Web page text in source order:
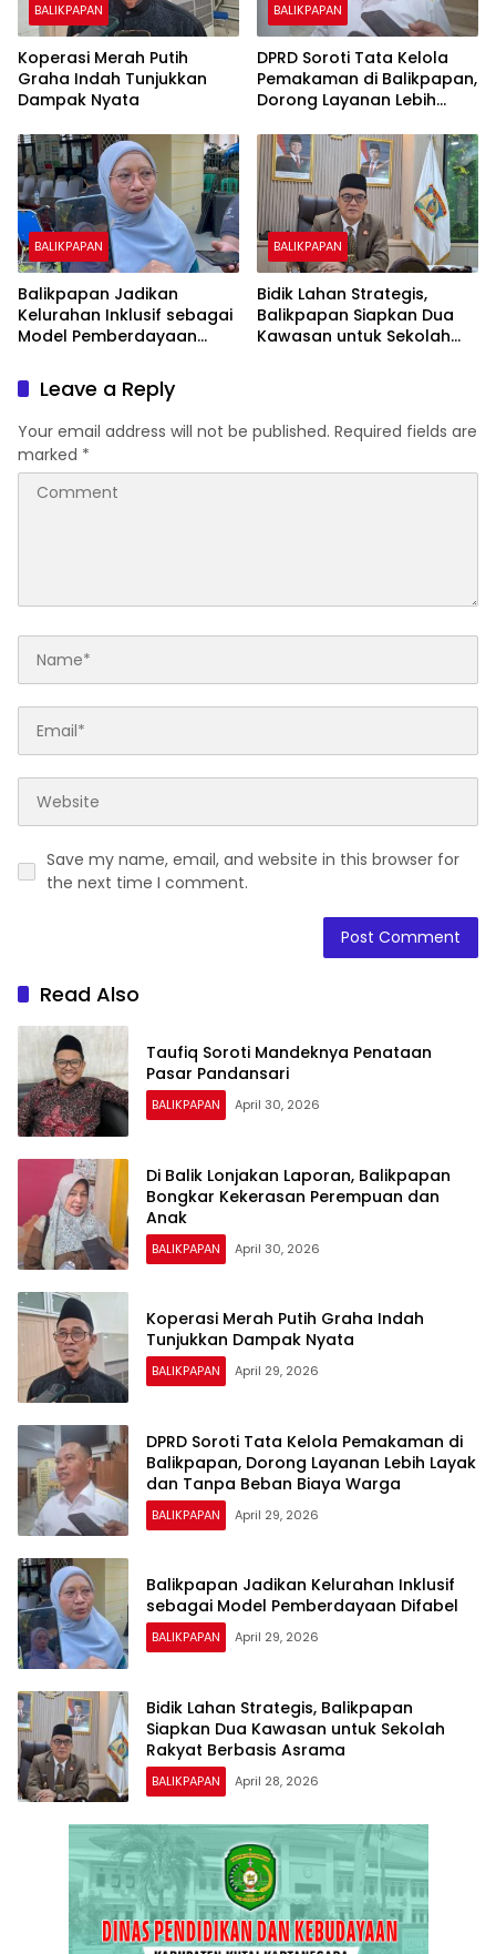
BALIKPAPAN
Koperasi Merah Putih
Graha Indah Tunjukkan
Dampak Nyata
BALIKPAPAN
DPRD Soroti Tata Kelola
Pemakaman di Balikpapan,
Dorong Layanan Lebih
Biaya Warga
BALIKPAPAN
Balikpapan Jadikan
Kelurahan Inklusif sebagai
Model Pemberdayaan
BALIKPAPAN
Bidik Lahan Strategis,
Balikpapan Siapkan Dua
Kawasan untuk Sekolah
Leave a Reply
Your email address will not be published. Required fields are
marked *
Save my name, email, and website in this browser for
the next time I comment.
Read Also
Taufiq Soroti Mandeknya Penataan
Pasar Pandansari
BALIKPAPAN April 30, 2026
Di Balik Lonjakan Laporan, Balikpapan
Bongkar Kekerasan Perempuan dan
Anak
BALIKPAPAN April 30, 2026
Koperasi Merah Putih Graha Indah
Tunjukkan Dampak Nyata
BALIKPAPAN April 29, 2026
DPRD Soroti Tata Kelola Pemakaman di
Balikpapan, Dorong Layanan Lebih Layak
dan Tanpa Beban Biaya Warga
BALIKPAPAN April 29, 2026
Balikpapan Jadikan Kelurahan Inklusif
sebagai Model Pemberdayaan Difabel
BALIKPAPAN April 29, 2026
Bidik Lahan Strategis, Balikpapan
Siapkan Dua Kawasan untuk Sekolah
Rakyat Berbasis Asrama
BALIKPAPAN April 28, 2026